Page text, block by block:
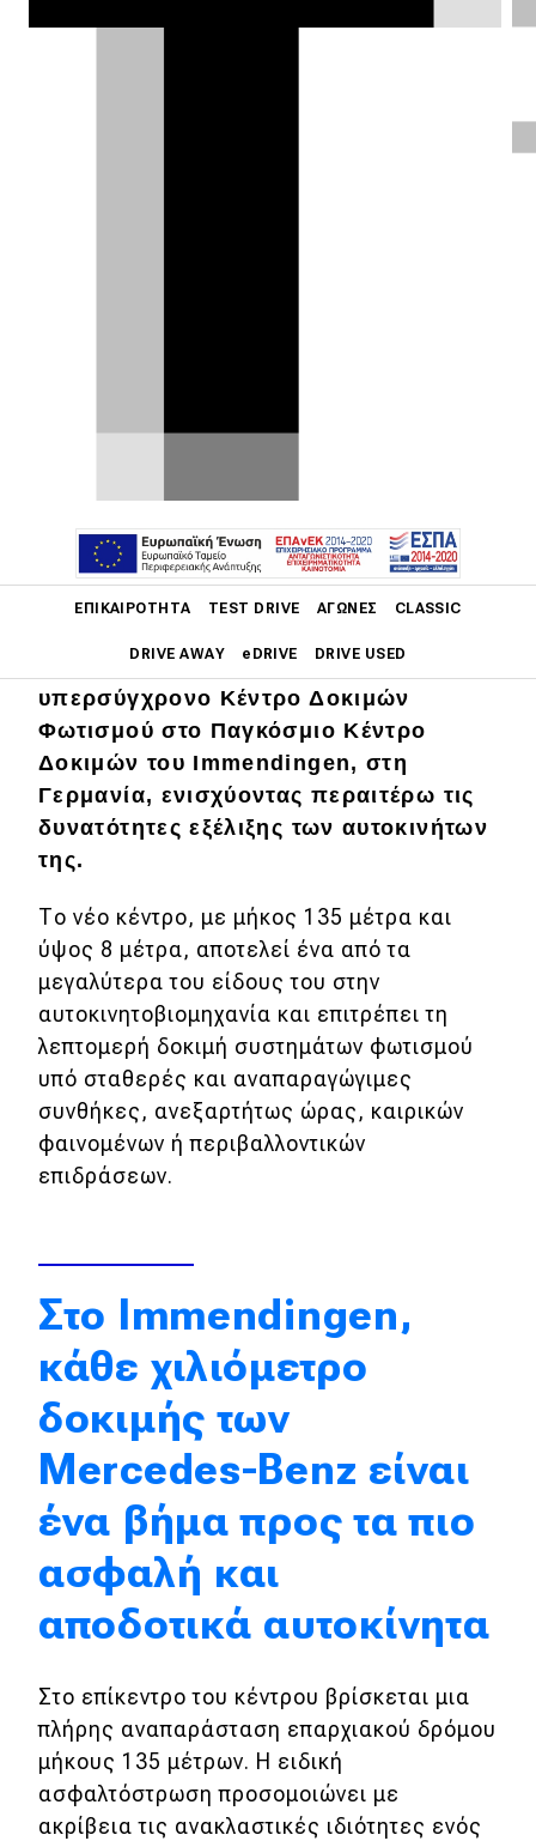
ΕΠΙΚΑΙΡΌΤΗΤΑ TEST DRIVE ΑΓΏΝΕΣ CLASSIC
DRIVE AWAY eDRIVE DRIVE USED
Main navigation
Επικαιρότητα
Νέα μοντέλα
Πρωτότυπα
Κόσμος
Τεχνολογία
Ασφάλεια
Αγορά
Απόψεις
Δοκιμή
Αποστολή
Συγκρίνουμε
Αγώνες
Formula 1
WRC
Motorsport
Νέα
Τεχνολογία
Mobility
στο Immendingen θέτει νέα πρότυπα
Η Mercedes-Benz εγκαινίασε το νέο
υπερσύγχρονο Κέντρο Δοκιμών
Φωτισμού στο Παγκόσμιο Κέντρο
Δοκιμών του Immendingen, στη
Γερμανία, ενισχύοντας περαιτέρω τις
δυνατότητες εξέλιξης των αυτοκινήτων
της.
Το νέο κέντρο, με μήκος 135 μέτρα και
ύψος 8 μέτρα, αποτελεί ένα από τα
μεγαλύτερα του είδους του στην
αυτοκινητοβιομηχανία και επιτρέπει τη
λεπτομερή δοκιμή συστημάτων φωτισμού
υπό σταθερές και αναπαραγώγιμες
συνθήκες, ανεξαρτήτως ώρας, καιρικών
φαινομένων ή περιβαλλοντικών
επιδράσεων.
Στο Immendingen,
κάθε χιλιόμετρο
δοκιμής των
Mercedes-Benz είναι
ένα βήμα προς τα πιο
ασφαλή και
αποδοτικά αυτοκίνητα
Στο επίκεντρο του κέντρου βρίσκεται μια
πλήρης αναπαράσταση επαρχιακού δρόμου
μήκους 135 μέτρων. Η ειδική
ασφαλτόστρωση προσομοιώνει με
ακρίβεια τις ανακλαστικές ιδιότητες ενός